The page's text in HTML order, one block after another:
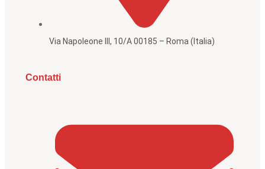
Via Napoleone III, 10/A 00185 – Roma (Italia)
Contatti